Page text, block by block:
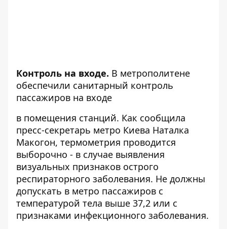
Контроль на входе. В метрополитене
обеспечили санитарный контроль
пассажиров на входе
в помещения станций. Как сообщила
пресс-секретарь метро Киева Наталка
Макогон, термометрия проводится
выборочно - в случае выявления
визуальных признаков острого
респираторного заболевания. Не должны
допускать в метро пассажиров с
температурой тела выше 37,2 или с
признаками инфекционного заболевания.